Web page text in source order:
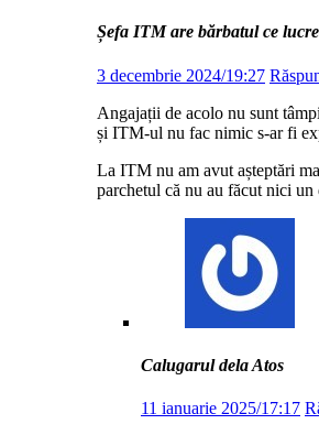
Șefa ITM are bărbatul ce
3 decembrie 2024/19:27
Angajații de acolo nu sunt
și ITM-ul nu fac nimic s-ar fi
La ITM nu am avut așteptări
parchetul că nu au făcut nici un
Calugarul dela Atos
11 ianuarie 2025/17:17